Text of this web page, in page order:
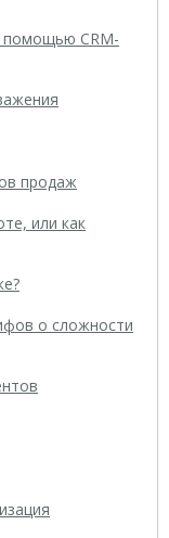
помощью CRM-
продаж
или как
о сложности